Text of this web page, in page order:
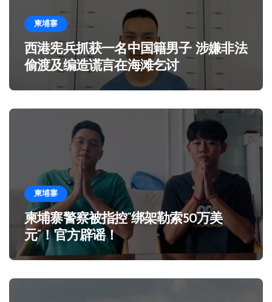
柬埔寨
西港宪兵抓获一名中国籍男子 涉嫌非法
偷渡及编造谎言在海滩乞讨
柬埔寨
柬埔寨警察被指控“绑架勒索50万美
元”！官方辟谣！